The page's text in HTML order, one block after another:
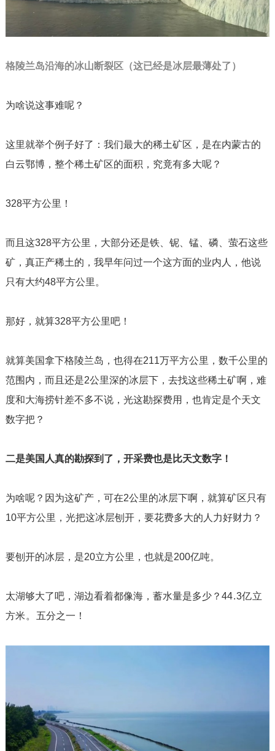
格陵兰岛沿海的冰山断裂区（这已经是冰层最薄处了）
为啥说这事难呢？
这里就举个例子好了：我们最大的稀土矿区，是在内蒙古的
白云鄂博，整个稀土矿区的面积，究竟有多大呢？
328平方公里！
而且这328平方公里，大部分还是铁、铌、锰、磷、萤石这些
矿，真正产稀土的，我早年问过一个这方面的业内人，他说
只有大约48平方公里。
那好，就算328平方公里吧！
就算美国拿下格陵兰岛，也得在211万平方公里，数千公里的
范围内，而且还是2公里深的冰层下，去找这些稀土矿啊，难
度和大海捞针差不多不说，光这勘探费用，也肯定是个天文
数字把？
二是美国人真的勘探到了，开采费也是比天文数字！
为啥呢？因为这矿产，可在2公里的冰层下啊，就算矿区只有
10平方公里，光把这冰层刨开，要花费多大的人力好财力？
要刨开的冰层，是20立方公里，也就是200亿吨。
太湖够大了吧，湖边看着都像海，蓄水量是多少？ 44.3亿立
方米。 五分之一！